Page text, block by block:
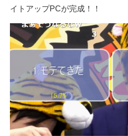
イトアップPCが完成！！